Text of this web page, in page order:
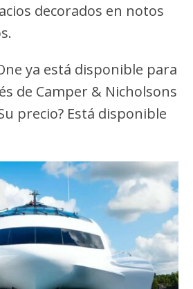
decorados en notos
ya está disponible para
de Camper & Nicholsons
precio? Está disponible